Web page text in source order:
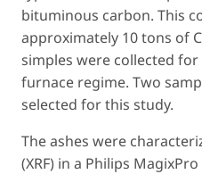
bituminous carbon. This
approximately 10 tons of
simples were collected
furnace regime. Two
selected for this study.
The ashes were
(XRF) in a Philips